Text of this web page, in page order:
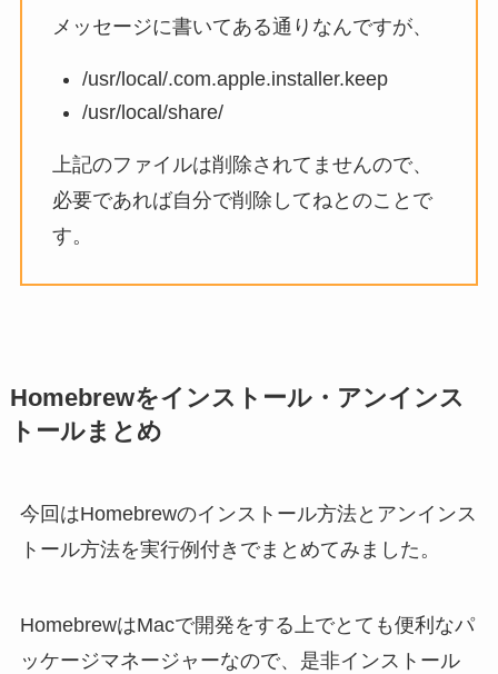
メッセージに書いてある通りなんですが、
/usr/local/.com.apple.installer.keep
/usr/local/share/
上記のファイルは削除されてませんので、
必要であれば自分で削除してねとのことで
す。
Homebrewをインストール・アンインス
トールまとめ
今回はHomebrewのインストール方法とアンインス
トール方法を実行例付きでまとめてみました。
HomebrewはMacで開発をする上でとても便利なパ
ッケージマネージャーなので、是非インストール